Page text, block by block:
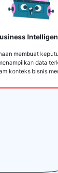
membuat
data
konteks bisnis